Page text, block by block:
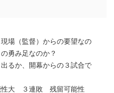
場（監督）からの要望なの
勇み足なのか？
るか、開幕からの３試合で
性大 ３連敗 残留可能性